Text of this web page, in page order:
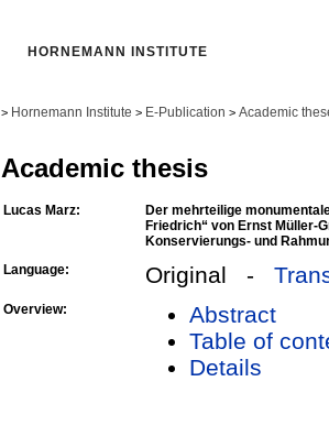
HORNEMANN INSTITUTE
> Hornemann Institute > E-Publication > Academic
Academic thesis
Lucas Marz:
Der mehrteilige
Friedrich“ von Ernst Müller-
Konservierungs- und
Language:
Original -
Overview:
Abstract
Table of
Details